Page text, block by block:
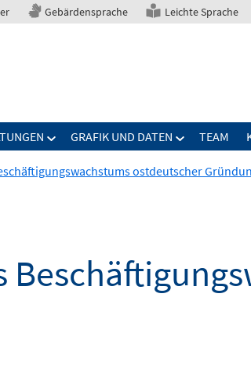
Gebärdensprache Leichte Sprache
GRAFIK UND DATEN TEAM
ostdeutscher